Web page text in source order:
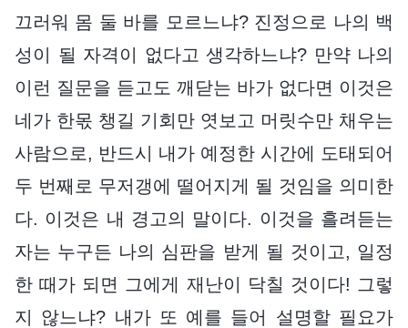
끄러워 몸 둘 바를 모르느냐? 진정으로 나의 백
성이 될 자격이 없다고 생각하느냐? 만약 나의
이런 질문을 듣고도 깨닫는 바가 없다면 이것은
네가 한몫 챙길 기회만 엿보고 머릿수만 채우는
사람으로, 반드시 내가 예정한 시간에 도태되어
두 번째로 무저갱에 떨어지게 될 것임을 의미한
다. 이것은 내 경고의 말이다. 이것을 흘려듣는
자는 누구든 나의 심판을 받게 될 것이고, 일정
한 때가 되면 그에게 재난이 닥칠 것이다! 그렇
지 않느냐? 내가 또 예를 들어 설명할 필요가